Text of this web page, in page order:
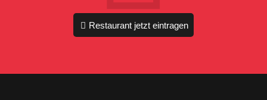
Restaurant jetzt eintragen